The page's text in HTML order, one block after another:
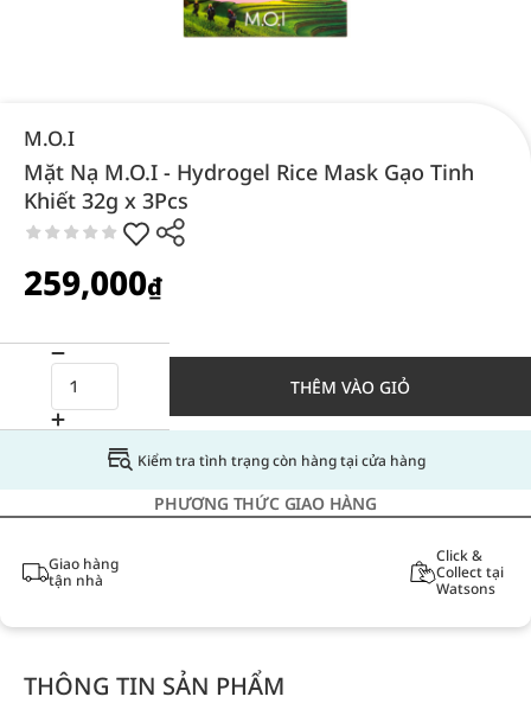
M.O.I
Mặt Nạ M.O.I - Hydrogel Rice Mask Gạo Tinh
Khiết 32g x 3Pcs
259,000₫
THÊM VÀO GIỎ
Kiểm tra tình trạng còn hàng tại cửa hàng
PHƯƠNG THỨC GIAO HÀNG
Giao hàng
tận nhà
Click &
Collect tại
Watsons
THÔNG TIN SẢN PHẨM